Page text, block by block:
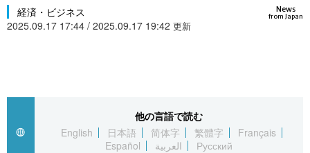
Русский
カテゴリー
国際
アーカイブ
Japan Data
国際・海外
文化
科学・技術
News
from Japan
経済・ビジネス
2025.09.17 17:44 / 2025.09.17 19:42 更新
他の言語で読む
English
日本語 简体字 繁體字
Français
Español
العربية Русский